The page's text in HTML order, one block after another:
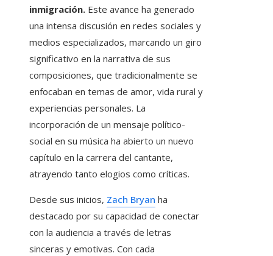
inmigración. Este avance ha generado
una intensa discusión en redes sociales y
medios especializados, marcando un giro
significativo en la narrativa de sus
composiciones, que tradicionalmente se
enfocaban en temas de amor, vida rural y
experiencias personales. La
incorporación de un mensaje político-
social en su música ha abierto un nuevo
capítulo en la carrera del cantante,
atrayendo tanto elogios como críticas.
Desde sus inicios, Zach Bryan ha
destacado por su capacidad de conectar
con la audiencia a través de letras
sinceras y emotivas. Con cada